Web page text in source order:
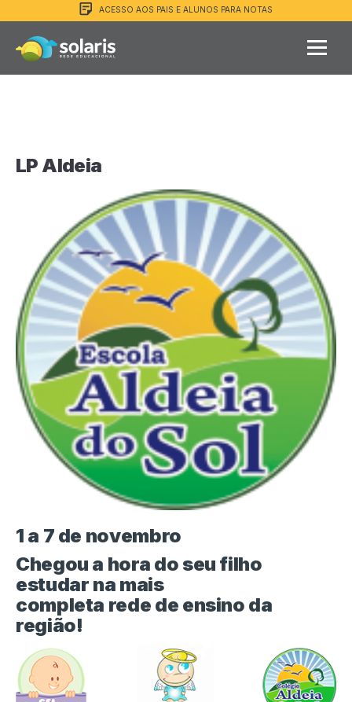
ACESSO AOS PAIS E ALUNOS PARA NOTAS
LP Aldeia
1 a 7 de novembro
Chegou a hora do seu filho
estudar na mais
completa rede de ensino da
região!